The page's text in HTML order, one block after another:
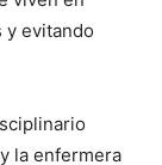
y evitando
la enfermera